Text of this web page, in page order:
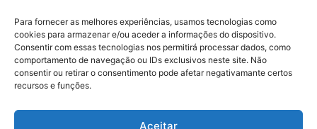
Para fornecer as melhores experiências, usamos tecnologias como
cookies para armazenar e/ou aceder a informações do dispositivo.
Consentir com essas tecnologias nos permitirá processar dados, como
comportamento de navegação ou IDs exclusivos neste site. Não
consentir ou retirar o consentimento pode afetar negativamante certos
recursos e funções.
Aceitar
Apoio
Glossário de Tecnologia
Portal editorial independente sobre tecnologia, PC Gamer e guias